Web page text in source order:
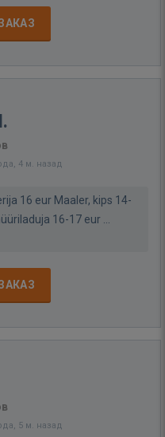
4 м. назад
16 eur Maaler, kips 14-
16-17 eur ...
5 м. назад